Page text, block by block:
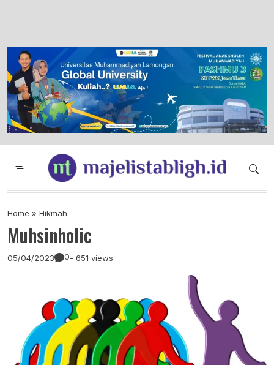
Majelis Tabligh Muhammadiyah
Syiar Dakwah Islam Berkemajuan dan
Home » Hikmah
Muhsinholic
05/04/2023 0- 651 views